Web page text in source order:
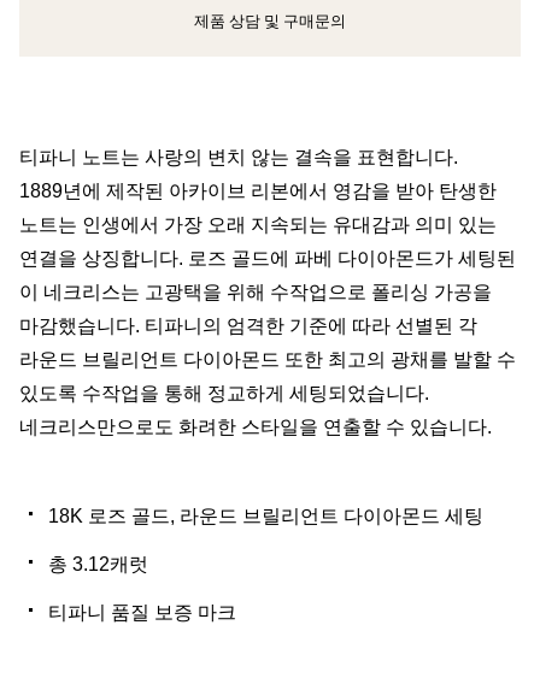
클라이언트 어드바이저에게 문의하거나 예약하세요
제품 상담 및 구매문의
티파니 노트는 사랑의 변치 않는 결속을 표현합니다.
1889년에 제작된 아카이브 리본에서 영감을 받아 탄생한
노트는 인생에서 가장 오래 지속되는 유대감과 의미 있는
연결을 상징합니다. 로즈 골드에 파베 다이아몬드가 세팅된
이 네크리스는 고광택을 위해 수작업으로 폴리싱 가공을
마감했습니다. 티파니의 엄격한 기준에 따라 선별된 각
라운드 브릴리언트 다이아몬드 또한 최고의 광채를 발할 수
있도록 수작업을 통해 정교하게 세팅되었습니다.
네크리스만으로도 화려한 스타일을 연출할 수 있습니다.
18K 로즈 골드, 라운드 브릴리언트 다이아몬드 세팅
총 3.12캐럿
티파니 품질 보증 마크